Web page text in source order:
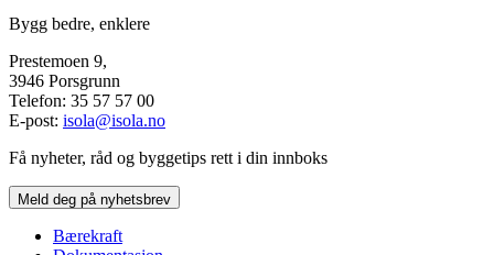
Bygg bedre, enklere
Prestemoen 9,
3946 Porsgrunn
Telefon: 35 57 57 00
E-post: isola@isola.no
Få nyheter, råd og byggetips rett i din innboks
Meld deg på nyhetsbrev
Bærekraft